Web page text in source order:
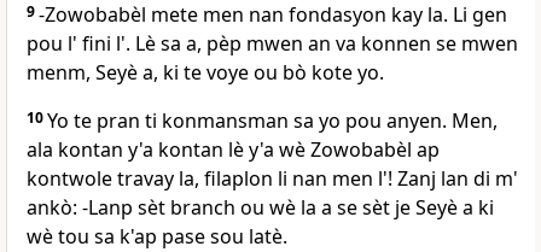
9-Zowobabèl mete men nan fondasyon kay la. Li gen
pou l' fini l'. Lè sa a, pèp mwen an va konnen se mwen
menm, Seyè a, ki te voye ou bò kote yo.
10Yo te pran ti konmansman sa yo pou anyen. Men,
ala kontan y'a kontan lè y'a wè Zowobabèl ap
kontwole travay la, filaplon li nan men l'! Zanj lan di m'
ankò: -Lanp sèt branch ou wè la a se sèt je Seyè a ki
wè tou sa k'ap pase sou latè.